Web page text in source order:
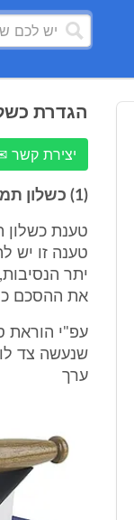
הגדרת
יצירת קשר
(1) כשלון תמורה מלא:
טענת כשלון
טענה זו יש
יתר
את ההסכם
שנעשה צד
ערך